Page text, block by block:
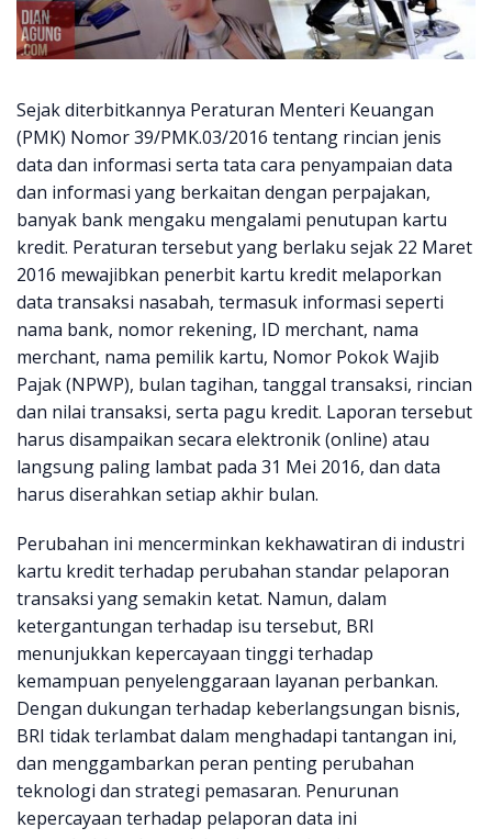
Sejak diterbitkannya Peraturan Menteri Keuangan
(PMK) Nomor 39/PMK.03/2016 tentang rincian jenis
data dan informasi serta tata cara penyampaian data
dan informasi yang berkaitan dengan perpajakan,
banyak bank mengaku mengalami penutupan kartu
kredit. Peraturan tersebut yang berlaku sejak 22 Maret
2016 mewajibkan penerbit kartu kredit melaporkan
data transaksi nasabah, termasuk informasi seperti
nama bank, nomor rekening, ID merchant, nama
merchant, nama pemilik kartu, Nomor Pokok Wajib
Pajak (NPWP), bulan tagihan, tanggal transaksi, rincian
dan nilai transaksi, serta pagu kredit. Laporan tersebut
harus disampaikan secara elektronik (online) atau
langsung paling lambat pada 31 Mei 2016, dan data
harus diserahkan setiap akhir bulan.
Perubahan ini mencerminkan kekhawatiran di industri
kartu kredit terhadap perubahan standar pelaporan
transaksi yang semakin ketat. Namun, dalam
ketergantungan terhadap isu tersebut, BRI
menunjukkan kepercayaan tinggi terhadap
kemampuan penyelenggaraan layanan perbankan.
Dengan dukungan terhadap keberlangsungan bisnis,
BRI tidak terlambat dalam menghadapi tantangan ini,
dan menggambarkan peran penting perubahan
teknologi dan strategi pemasaran. Penurunan
kepercayaan terhadap pelaporan data ini